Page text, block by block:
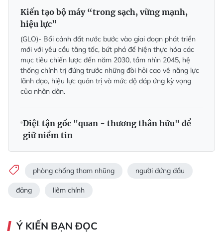
Kiến tạo bộ máy “trong sạch, vững mạnh,
hiệu lực”
(GLO)- Bối cảnh đất nước bước vào giai đoạn phát triển
mới với yêu cầu tăng tốc, bứt phá để hiện thực hóa các
mục tiêu chiến lược đến năm 2030, tầm nhìn 2045, hệ
thống chính trị đứng trước những đòi hỏi cao về năng lực
lãnh đạo, hiệu lực quản trị và mức độ đáp ứng kỳ vọng
của nhân dân.
Diệt tận gốc "quan - thương thân hữu" để
giữ niềm tin
phòng chống tham nhũng người đứng đầu
đảng liêm chính
Ý KIẾN BẠN ĐỌC